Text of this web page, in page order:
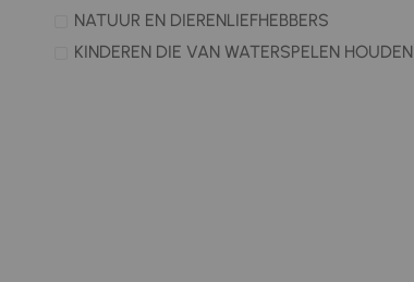
NATUUR EN DIERENLIEFHEBBERS
KINDEREN DIE VAN WATERSPELEN HOUDEN